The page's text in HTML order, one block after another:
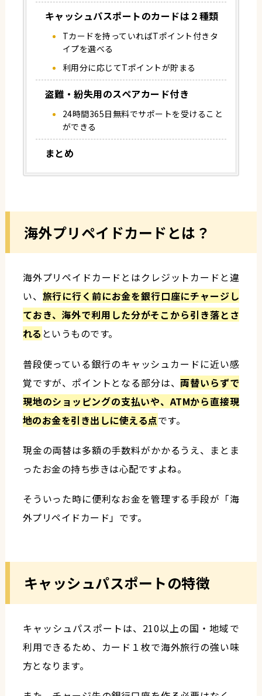
キャッシュパスポートのカードは２種類
Tカードを持っていればTポイント付きタ
イプを選べる
利用分に応じてTポイントが貯まる
盗難・紛失用のスペアカード付き
24時間365日無料でサポートを受けること
ができる
まとめ
海外プリペイドカードとは？
海外プリペイドカードとはクレジットカードと違
い、 旅行に行く前にお金を銀行口座にチャージし
ておき、海外で利用した分がそこから引き落とさ
れる というものです。
普段使っている銀行のキャッシュカードに近い感
覚ですが、ポイントとなる部分は、両替いらずで
現地のショッピングの支払いや、ATMから直接現
地のお金を引き出しに使える点です。
現金の両替は多額の手数料がかかるうえ、まとま
ったお金の持ち歩きは心配ですよね。
そういった時に便利なお金を管理する手段が「海
外プリペイドカード」です。
キャッシュパスポートの特徴
キャッシュパスポートは、210以上の国・地域で
利用できるため、カード１枚で海外旅行の強い味
方となります。